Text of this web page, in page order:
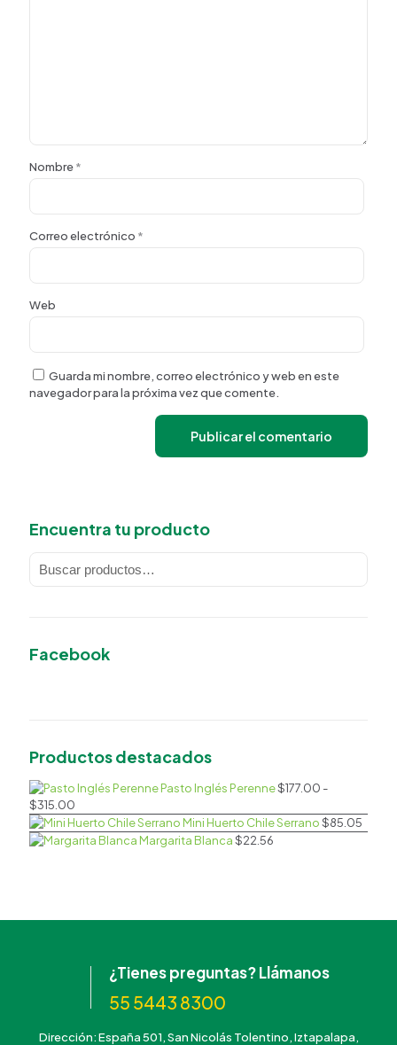
Nombre*
Correo electrónico *
Web
Guarda mi nombre, correo electrónico y web en este
navegador para la próxima vez que comente.
Encuentra tu producto
Facebook
Productos destacados
Pasto Inglés Perenne$177.00 -
$315.00
de
precios:
Mini Huerto Chile Serrano$85.05
Margarita Blanca$22.56
¿Tienes preguntas? Llámanos
55 5443 8300
Dirección: España 501, San Nicolás Tolentino, Iztapalapa,